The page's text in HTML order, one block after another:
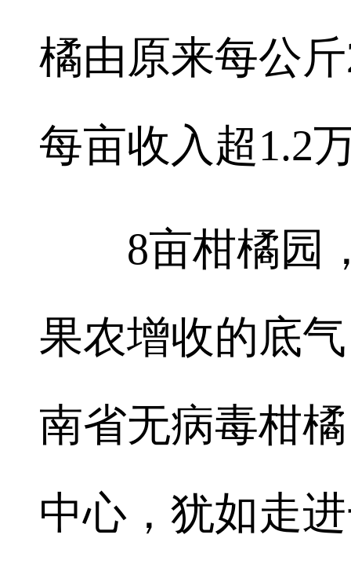
橘由原来每公
每亩收入超1.2
8亩柑橘园，
果农增收的底
南省无病毒柑
中心，犹如走